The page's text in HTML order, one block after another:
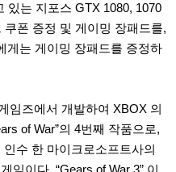
있는 지포스 GTX 1080, 1070
쿠폰 증정 및 게이밍 장패드를,
게는 게이밍 장패드를 증정하
임즈에서 개발하여 XBOX 의
of War”의 4번째 작품으로,
수 한 마이크로소프트사의
임이다. “Gears of War 3” 이